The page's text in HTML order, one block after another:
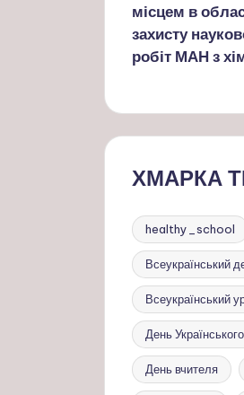
місцем в
захисту
робіт МАН з
ХМАРКА
healthy_school
Всеукраїнський
Всеукраїнський
День
День вчителя